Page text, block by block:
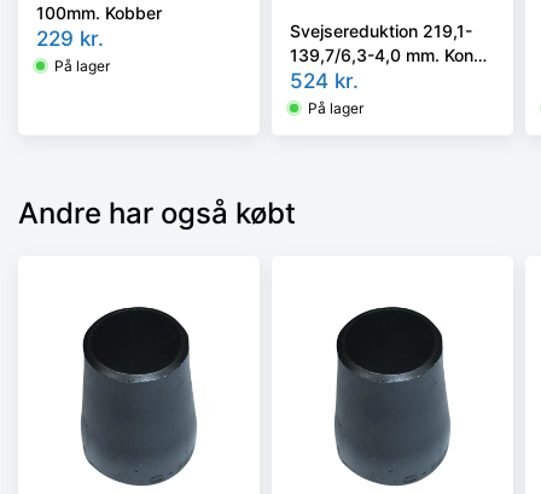
100mm. Kobber
229 kr.
På lager
Svejsereduktion 219,1-
139,7/6,3-4,0 mm. Konc.
Slyngr. Faset, Kval.
P235GH, EN 10253-
524 kr.
På lager
Andre har også købt